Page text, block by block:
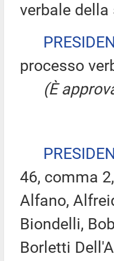
verbale
processo
(È
46, comma
Alfano,
Biondelli,
Borletti